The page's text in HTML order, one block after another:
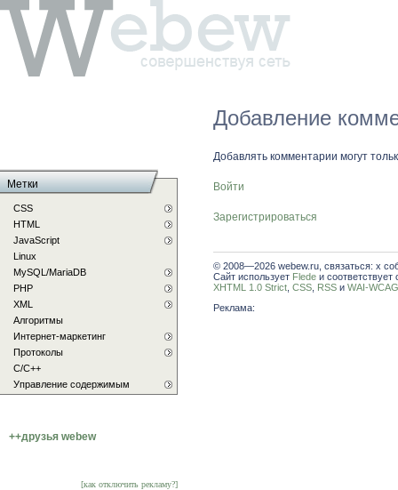
Добавление
Добавлять комментарии могут
Войти
Зарегистрироваться
© 2008—2026 webew.ru, связаться: x
Сайт использует Flede и соответствует
XHTML 1.0 Strict CSS RSS и WAI-
Реклама:
Метки
CSS
HTML
JavaScript
Linux
MySQL/MariaDB
PHP
XML
Алгоритмы
Интернет-маркетинг
Протоколы
С/C++
Управление содержимым
++друзья webew
[как отключить рекламу?]